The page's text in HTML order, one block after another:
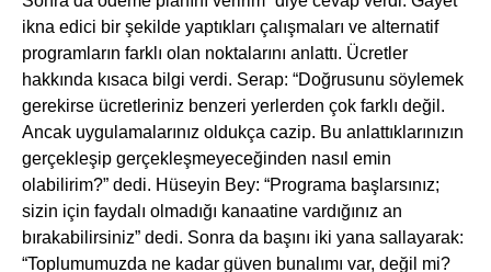
ikna edici bir şekilde yaptıkları çalışmaları ve alternatif
programların farklı olan noktalarını anlattı. Ücretler
hakkında kısaca bilgi verdi. Serap: “Doğrusunu söylemek
gerekirse ücretleriniz benzeri yerlerden çok farklı değil.
Ancak uygulamalarınız oldukça cazip. Bu anlattıklarınızın
gerçekleşip gerçekleşmeyeceğinden nasıl emin
olabilirim?” dedi. Hüseyin Bey: “Programa başlarsınız;
sizin için faydalı olmadığı kanaatine vardığınız an
bırakabilirsiniz” dedi. Sonra da başını iki yana sallayarak:
“Toplumumuzda ne kadar güven bunalımı var, değil mi?